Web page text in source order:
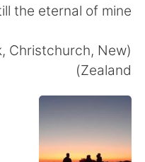
the eternal of mine
Christchurch, New
Zealand)